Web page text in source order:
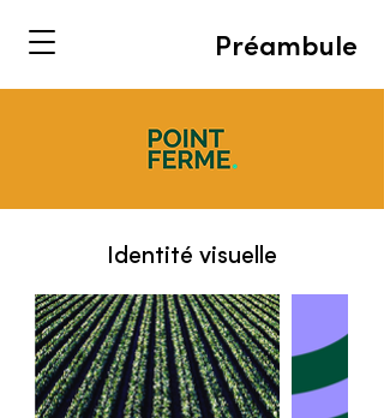
Préambule
Identité visuelle